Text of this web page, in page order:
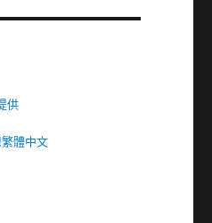
供
體中文